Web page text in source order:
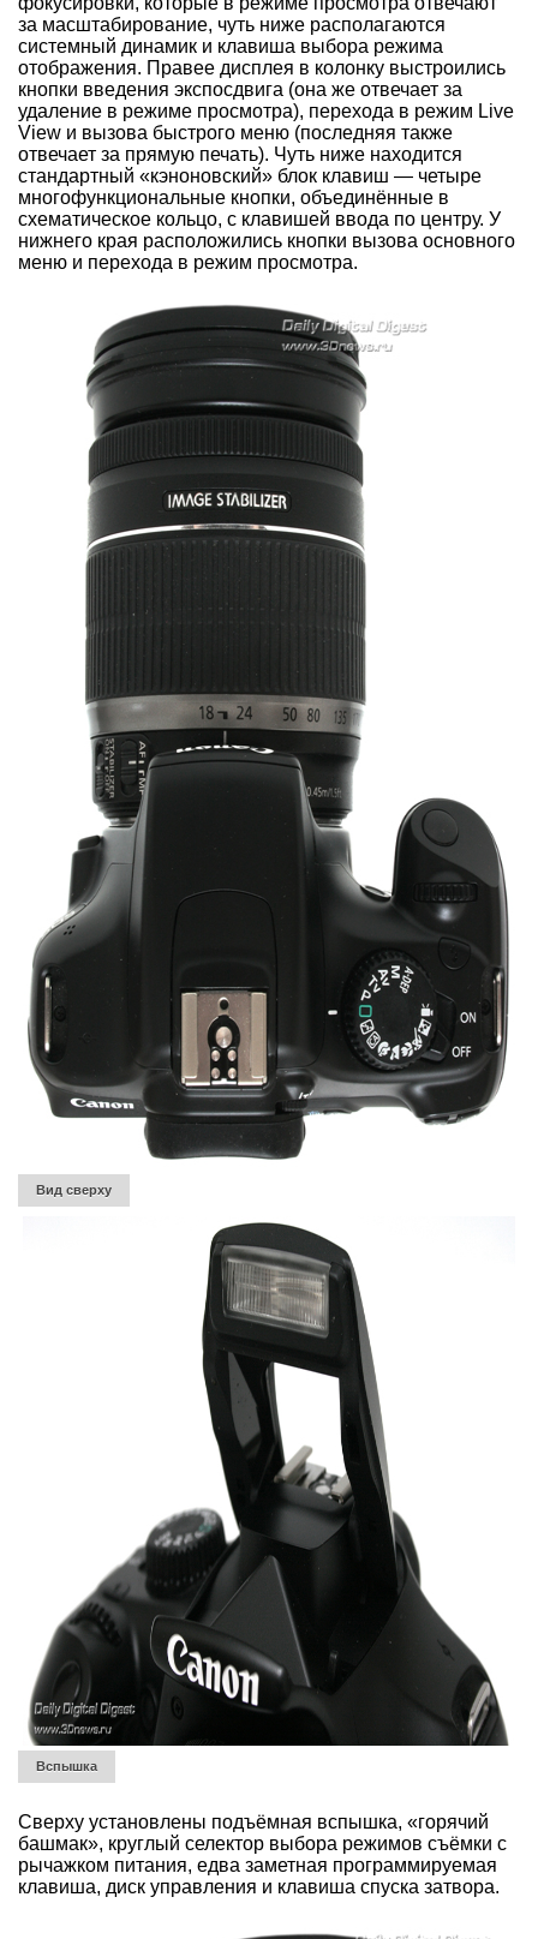
за масштабирование, чуть ниже располагаются
системный динамик и клавиша выбора режима
отображения. Правее дисплея в колонку выстроились
кнопки введения экспосдвига (она же отвечает за
удаление в режиме просмотра), перехода в режим Live
View и вызова быстрого меню (последняя также
отвечает за прямую печать). Чуть ниже находится
стандартный «кэноновский» блок клавиш — четыре
многофункциональные кнопки, объединённые в
схематическое кольцо, с клавишей ввода по центру. У
нижнего края расположились кнопки вызова основного
меню и перехода в режим просмотра.
Вид сверху
Вспышка
Сверху установлены подъёмная вспышка, «горячий
башмак», круглый селектор выбора режимов съёмки с
рычажком питания, едва заметная программируемая
клавиша, диск управления и клавиша спуска затвора.